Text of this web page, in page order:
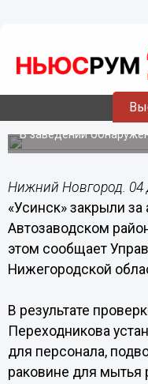
Бар «Усинск»
антисанитарию
В заведении
Нижний Новгород. 04
«Усинск» закрыли
Автозаводском
этом сообщает
Нижегородской
В результате
Переходникова
для персонала,
раковине для мытья